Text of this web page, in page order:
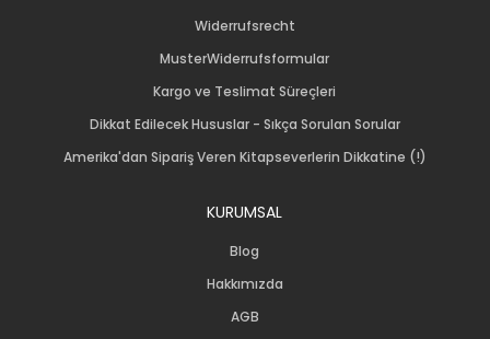
Widerrufsrecht
MusterWiderrufsformular
Kargo ve Teslimat Süreçleri
Dikkat Edilecek Hususlar - Sıkça Sorulan Sorular
Amerika'dan Sipariş Veren Kitapseverlerin Dikkatine (!)
KURUMSAL
Blog
Hakkımızda
AGB